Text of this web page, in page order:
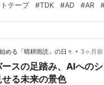
グ参加中オーディオ 別館
テープ #TDK #AD #AR
める「晴耕雨読」の日々 • 3ヶ月前
ースの足踏み、AIへの
せる未来の景色